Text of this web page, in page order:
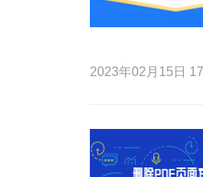
2023年02月15日